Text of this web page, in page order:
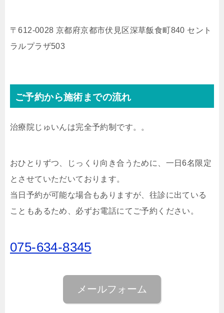
〒612-0028 京都府京都市伏見区深草飯食町840 セント
ラルプラザ503
ご予約から施術までの流れ
治療院じゅいんは完全予約制です。。
おひとりずつ、じっくり向き合うために、一日6名限定
とさせていただいております。
当日予約が可能な場合もありますが、往診に出ている
こともあるため、必ずお電話にてご予約ください。
075-634-8345
メールフォーム